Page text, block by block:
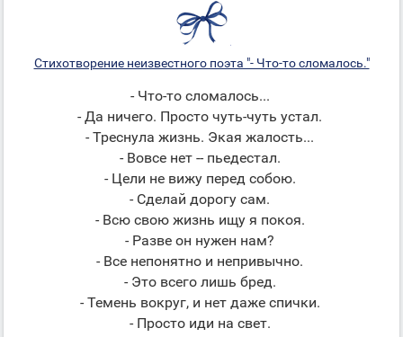
Стихотворение неизвестного поэта "- Что-то сломалось."
- Что-то сломалось...
- Да ничего. Просто чуть-чуть устал.
- Треснула жизнь. Экая жалость...
- Вовсе нет -- пьедестал.
- Цели не вижу перед собою.
- Сделай дорогу сам.
- Всю свою жизнь ищу я покоя.
- Разве он нужен нам?
- Все непонятно и непривычно.
- Это всего лишь бред.
- Темень вокруг, и нет даже спички.
- Просто иди на свет.